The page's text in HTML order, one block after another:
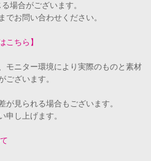
場合がございます。
でお問い合わせください。
こちら】
モニター環境により実際のものと素材
ございます。
見られる場合もございます。
申し上げます。